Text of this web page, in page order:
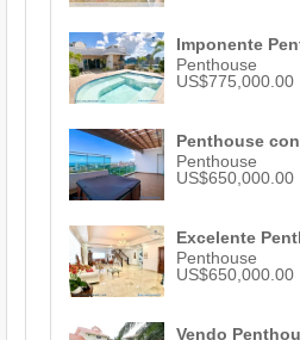
Penthouse
US$775,000.00
Penthouse
US$650,000.00
Penthouse
US$650,000.00